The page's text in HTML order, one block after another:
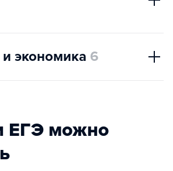
экономика 6
ЕГЭ можно